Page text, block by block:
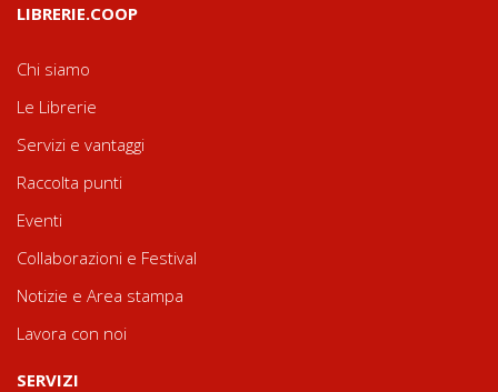
LIBRERIE.COOP
Chi siamo
Le Librerie
Servizi e vantaggi
Raccolta punti
Eventi
Collaborazioni e Festival
Notizie e Area stampa
Lavora con noi
SERVIZI